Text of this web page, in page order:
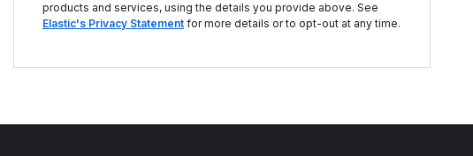
products and services, using the details you provide above. See
Elastic's Privacy Statement for more details or to opt-out at any time.